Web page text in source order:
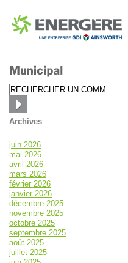
Archives
juin 2026
mai 2026
avril 2026
mars 2026
février 2026
janvier 2026
décembre 2025
novembre 2025
octobre 2025
septembre 2025
août 2025
juillet 2025